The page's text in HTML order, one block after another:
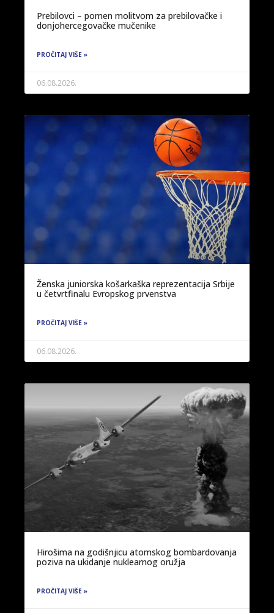
Prebilovci – pomen molitvom za prebilovačke i
donjohercegovačke mučenike
PROČITAJ VIŠE »
06.08.2026.
Ženska juniorska košarkaška reprezentacija Srbije
u četvrtfinalu Evropskog prvenstva
PROČITAJ VIŠE »
06.08.2026.
Hirošima na godišnjicu atomskog bombardovanja
poziva na ukidanje nuklearnog oružja
PROČITAJ VIŠE »